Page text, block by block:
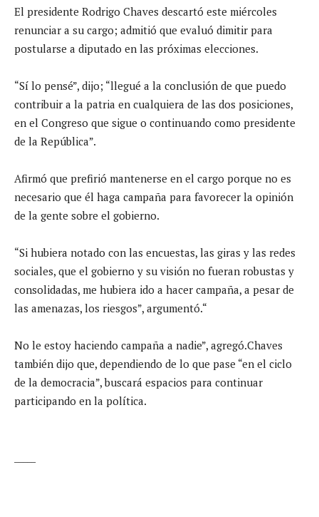
El presidente Rodrigo Chaves descartó este miércoles
renunciar a su cargo; admitió que evaluó dimitir para
postularse a diputado en las próximas elecciones.
“Sí lo pensé”, dijo; “llegué a la conclusión de que puedo
contribuir a la patria en cualquiera de las dos posiciones,
en el Congreso que sigue o continuando como presidente
de la República”.
Afirmó que prefirió mantenerse en el cargo porque no es
necesario que él haga campaña para favorecer la opinión
de la gente sobre el gobierno.
“Si hubiera notado con las encuestas, las giras y las redes
sociales, que el gobierno y su visión no fueran robustas y
consolidadas, me hubiera ido a hacer campaña, a pesar de
las amenazas, los riesgos”, argumentó.“
No le estoy haciendo campaña a nadie”, agregó.Chaves
también dijo que, dependiendo de lo que pase “en el ciclo
de la democracia”, buscará espacios para continuar
participando en la política.